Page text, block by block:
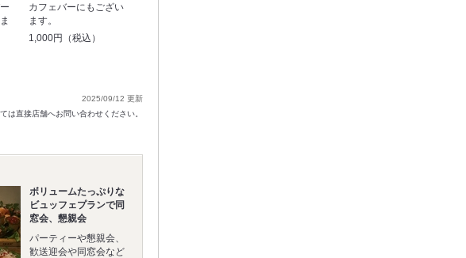
カフェバーにもござい
ます。
1,000円（税込）
2025/09/12 更新
直接店舗へお問い合わせください。
ボリュームたっぷりな
ビュッフェプランで同
窓会、懇親会
パーティーや懇親会、
歓送迎会や同窓会など